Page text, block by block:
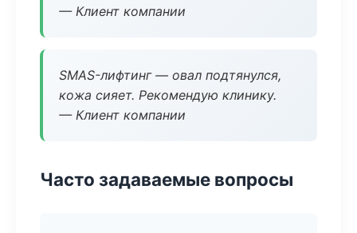
— Клиент компании
SMAS-лифтинг — овал подтянулся,
кожа сияет. Рекомендую клинику.
— Клиент компании
Часто задаваемые вопросы